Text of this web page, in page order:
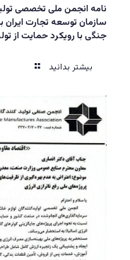
نامه انجمن ملی تخصصی
سازمان توسعه تجارت ایران
جنگی با رویکرد حمایت از
بیشتر بدانید